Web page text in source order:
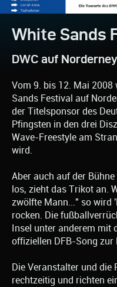
White Sands
DWC auf Norderney
Vom 9. bis 12. Mai 2008
Sands Festival auf
der Titelsponsor des
Pfingsten in den drei
Wave-Freestyle am
wird.
Aber auch auf der
los, zieht das Trikot an.
zwölfte Mann..." so wird
rocken. Die
Insel unter anderem mit
offiziellen DFB-Song
Die Veranstalter und die
rechtzeitig und richten